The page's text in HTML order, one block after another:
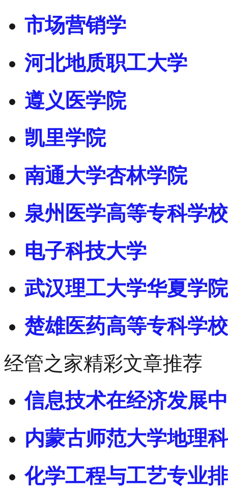
市场营销学
河北地质职工大学
遵义医学院
凯里学院
南通大学杏林学院
泉州医学高等专科学校
电子科技大学
武汉理工大学华夏学院
楚雄医药高等专科学校
经管之家精彩文章推荐
信息技术在经济发展
内蒙古师范大学地理
化学工程与工艺专业